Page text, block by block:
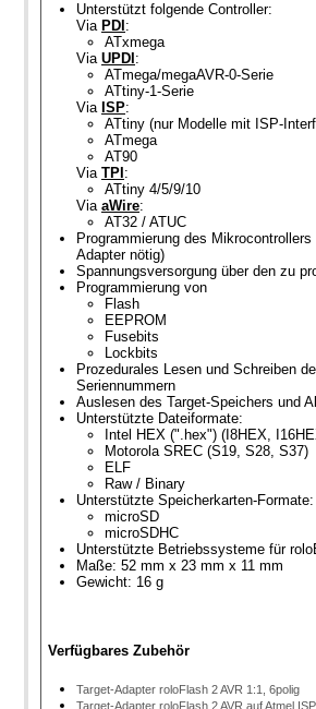
Unterstützt folgende Controller:
Via PDI :
ATxmega
Via UPDI :
ATmega/megaAVR-0-Serie
ATtiny-1-Serie
Via ISP:
ATtiny (nur Modelle mit ISP-
ATmega
AT90
Via TPI :
ATtiny 4/5/9/10
Via aWire:
AT32 / ATUC
Programmierung des
Adapter nötig)
Spannungsversorgung über den zu
Programmierung von
Flash
EEPROM
Fusebits
Lockbits
Prozedurales Lesen und Schreiben
Seriennummern
Auslesen des Target-Speichers und
Unterstützte Dateiformate:
Intel HEX (".hex") (I8HEX,
Motorola SREC (S19, S28, S37)
ELF
Raw / Binary
Unterstützte Speicherkarten-Formate:
microSD
microSDHC
Unterstützte Betriebssysteme für
Maße: 52 mm x 23 mm x 11 mm
Gewicht: 16 g
Verfügbares Zubehör
Target-Adapter roloFlash 2 AVR 1:1, 6polig
Target-Adapter roloFlash 2 AVR auf Atmel